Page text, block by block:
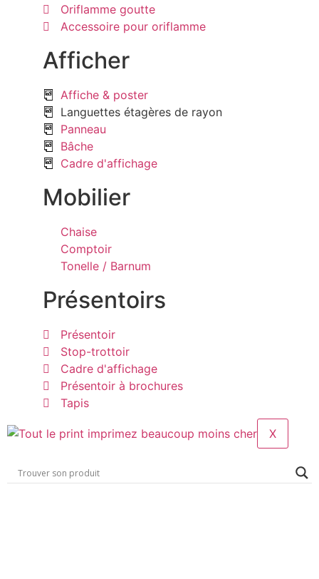
Oriflamme goutte
Accessoire pour oriflamme
Afficher
Affiche & poster
Languettes étagères de rayon
Panneau
Bâche
Cadre d'affichage
Mobilier
Chaise
Comptoir
Tonelle / Barnum
Présentoirs
Présentoir
Stop-trottoir
Cadre d'affichage
Présentoir à brochures
Tapis
X